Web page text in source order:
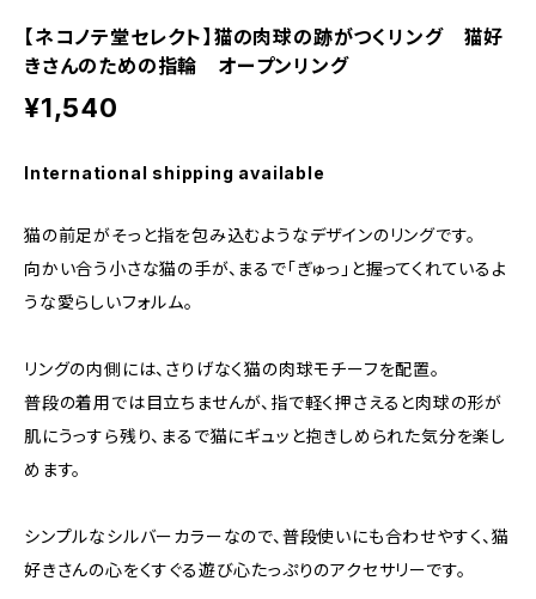
【ネコノテ堂セレクト】猫の肉球の跡がつくリング 猫好
きさんのための指輪 オープンリング
¥1,540
International shipping available
猫の前足がそっと指を包み込むようなデザインのリングです。
向かい合う小さな猫の手が、まるで「ぎゅっ」と握ってくれているよ
うな愛らしいフォルム。
リングの内側には、さりげなく猫の肉球モチーフを配置。
普段の着用では目立ちませんが、指で軽く押さえると肉球の形が
肌にうっすら残り、まるで猫にギュッと抱きしめられた気分を楽し
めます。
シンプルなシルバーカラーなので、普段使いにも合わせやすく、猫
好きさんの心をくすぐる遊び心たっぷりのアクセサリーです。